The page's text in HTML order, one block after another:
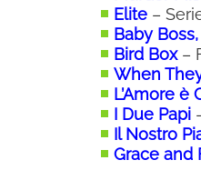
Elite –
Baby
Bird Box–
When
L’Amore è
I Due Papi
Il Nostro
Grace and